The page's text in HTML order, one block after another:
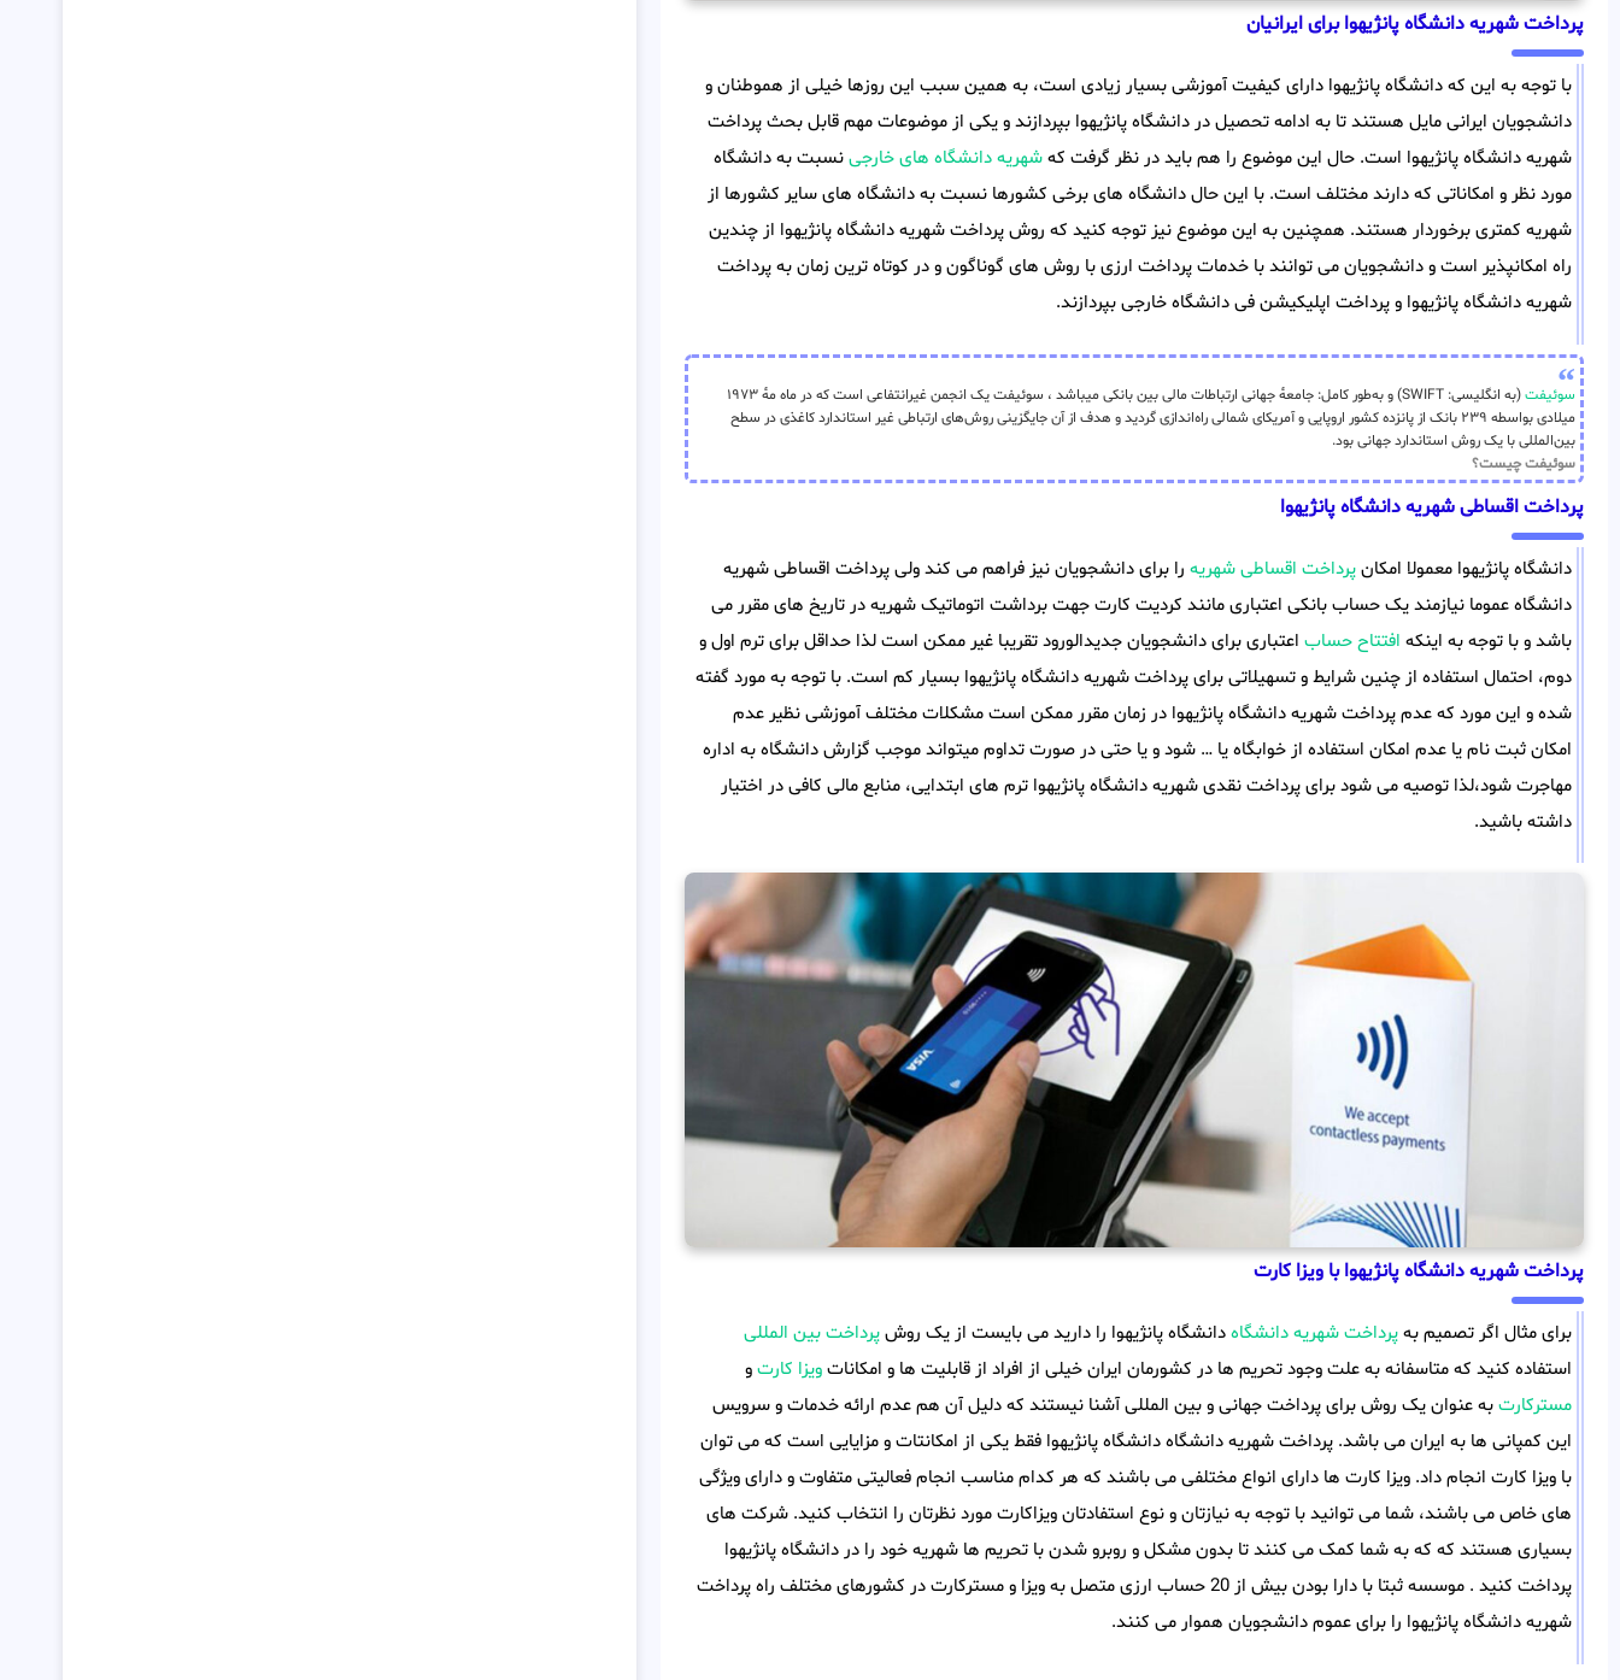
پرداخت شهریه دانشگاه پانژیهوا برای ایرانیان
با توجه به این که دانشگاه پانژیهوا دارای کیفیت آموزشی بسیار زیادی است، به همین سبب این روزها خیلی از هموطنان و
دانشجویان ایرانی مایل هستند تا به ادامه تحصیل در دانشگاه پانژیهوا بپردازند و یکی از موضوعات مهم قابل بحث پرداخت
شهریه دانشگاه پانژیهوا است. حال این موضوع را هم باید در نظر گرفت کهشهریه دانشگاه های خارجینسبت به دانشگاه
مورد نظر و امکاناتی که دارند مختلف است. با این حال دانشگاه های برخی کشورها نسبت به دانشگاه های سایر کشورها از
شهریه کمتری برخوردار هستند. همچنین به این موضوع نیز توجه کنید که روش پرداخت شهریه دانشگاه پانژیهوا از چندین
راه امکانپذیر است و دانشجویان می توانند با خدمات پرداخت ارزی با روش های گوناگون و در کوتاه ترین زمان به پرداخت
شهریه دانشگاه پانژیهوا و پرداخت اپلیکیشن فی دانشگاه خارجی بپردازند.
سوئیفت
(به انگلیسی: SWIFT) و به‌طور کامل: جامعهٔ جهانی ارتباطات مالی بین بانکی میباشد ، سوئیفت یک انجمن غیرانتفاعی است که در ماه مهٔ ۱۹۷۳
میلادی بواسطه ۲۳۹ بانک از پانزده کشور اروپایی و آمریکای شمالی راه‌اندازی گردید و هدف از آن جایگزینی روش‌های ارتباطی غیر استاندارد کاغذی در سطح
بین‌المللی با یک روش استاندارد جهانی بود.
سوئیفت چیست؟
پرداخت اقساطی شهریه دانشگاه پانژیهوا
دانشگاه پانژیهوا معمولا امکانپرداخت اقساطی شهریه را برای دانشجویان نیز فراهم می کند ولی پرداخت اقساطی شهریه
دانشگاه عموما نیازمند یک حساب بانکی اعتباری مانند کردیت کارت جهت برداشت اتوماتیک شهریه در تاریخ های مقرر می
باشد و با توجه به اینکه افتتاح حساب اعتباری برای دانشجویان جدیدالورود تقریبا غیر ممکن است لذا حداقل برای ترم اول و
دوم، احتمال استفاده از چنین شرایط و تسهیلاتی برای پرداخت شهریه دانشگاه پانژیهوا بسیار کم است. با توجه به مورد گفته
شده و این مورد که عدم پرداخت شهریه دانشگاه پانژیهوا در زمان مقرر ممکن است مشکلات مختلف آموزشی نظیر عدم
امکان ثبت نام یا عدم امکان استفاده از خوابگاه یا … شود و یا حتی در صورت تداوم میتواند موجب گزارش دانشگاه به اداره
مهاجرت شود،لذا توصیه می شود برای پرداخت نقدی شهریه دانشگاه پانژیهوا ترم های ابتدایی، منابع مالی کافی در اختیار
داشته باشید.
پرداخت شهریه دانشگاه پانژیهوا با ویزا کارت
برای مثال اگر تصمیم بهپرداخت شهریه دانشگاهدانشگاه پانژیهوا را دارید می بایست از یک روشپرداخت بین المللی
استفاده کنید که متاسفانه به علت وجود تحریم ها در کشورمان ایران خیلی از افراد از قابلیت ها و امکاناتویزا کارتو
مسترکارتبه عنوان یک روش برای پرداخت جهانی و بین المللی آشنا نیستند که دلیل آن هم عدم ارائه خدمات و سرویس
این کمپانی ها به ایران می باشد. پرداخت شهریه دانشگاه دانشگاه پانژیهوا فقط یکی از امکانتات و مزایایی است که می توان
با ویزا کارت انجام داد. ویزا کارت ها دارای انواع مختلفی می باشند که هر کدام مناسب انجام فعالیتی متفاوت و دارای ویژگی
های خاص می باشند، شما می توانید با توجه به نیازتان و نوع استفادتان ویزاکارت مورد نظرتان را انتخاب کنید. شرکت های
بسیاری هستند که که به شما کمک می کنند تا بدون مشکل و روبرو شدن با تحریم ها شهریه خود را در دانشگاه پانژیهوا
پرداخت کنید . موسسه ثبتا با دارا بودن بیش از 20 حساب ارزی متصل به ویزا و مسترکارت در کشورهای مختلف راه پرداخت
شهریه دانشگاه پانژیهوا را برای عموم دانشجویان هموار می کنند.